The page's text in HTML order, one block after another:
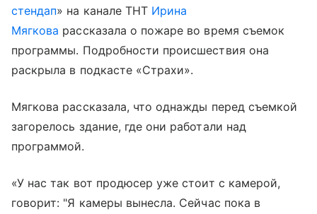
стендап» на канале ТНТ Ирина
Мягкова рассказала о пожаре во время съемок
программы. Подробности происшествия она
раскрыла в подкасте «Страхи».
Мягкова рассказала, что однажды перед съемкой
загорелось здание, где они работали над
программой.
«У нас так вот продюсер уже стоит с камерой,
говорит: "Я камеры вынесла. Сейчас пока в